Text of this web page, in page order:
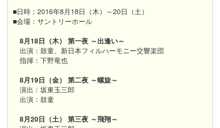
■日時：2016年8月18日（木）～20日（土）
■会場：サントリーホール
8月18日（木） 第一夜 ～出逢い～
出演：鼓童、新日本フィルハーモニー交響楽団
指揮：下野竜也
8月19日（金） 第二夜 ～螺旋～
演出：坂東玉三郎
出演：鼓童
8月20日（土） 第三夜 ～飛翔～